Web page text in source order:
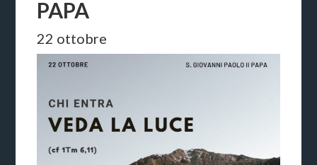
PAPA
22 ottobre